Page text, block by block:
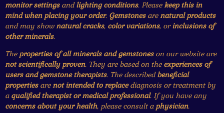
monitor settingsandlighting conditions. Pleasekeep this in
mind when placing your order. Gemstonesarenatural products
and may shownatural cracks, color variations, orinclusions of
other minerals.
The properties of all minerals and gemstoneson our website are
not scientifically proven. They are based on the experiences of
users and gemstone therapists. The describedbeneficial
propertiesarenot intended to replacediagnosis or treatment by
a qualified therapist or medical professional. If you have any
concerns about your health, please consult a physician.